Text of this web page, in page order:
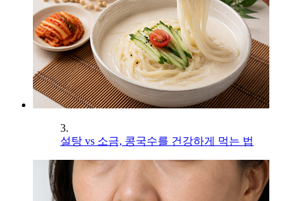
3.
설탕 vs 소금, 콩국수를 건강하게 먹는 법